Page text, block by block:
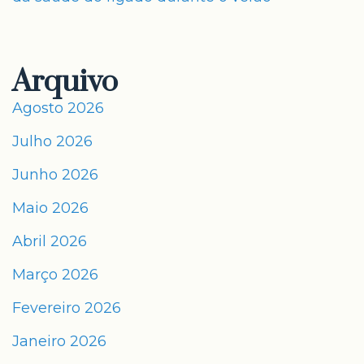
Arquivo
Agosto 2026
Julho 2026
Junho 2026
Maio 2026
Abril 2026
Março 2026
Fevereiro 2026
Janeiro 2026